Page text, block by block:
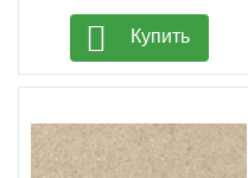
Купить